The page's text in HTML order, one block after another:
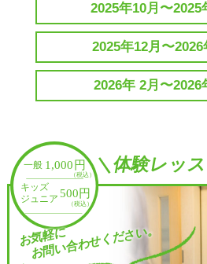
2025年10月〜2025
2025年12月〜2026
2026年 2月〜2026
＼体験レッ
お気軽に
お問い合わせください。